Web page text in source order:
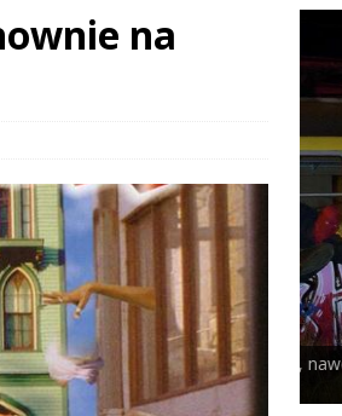
na
niczego, nawet tej pieprzonej